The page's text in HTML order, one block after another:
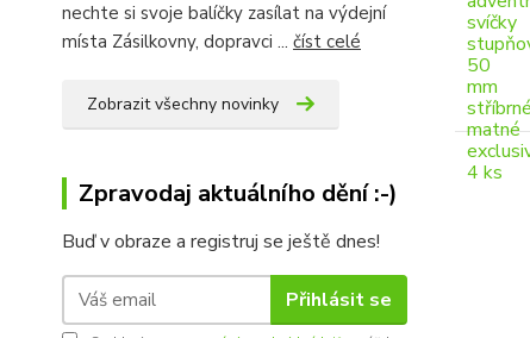
nechte si svoje balíčky zasílat na výdejní
místa Zásilkovny, dopravci ... číst celé
Zobrazit všechny novinky
Zpravodaj aktuálního dění :-)
Buď v obraze a registruj se ještě dnes!
Přihlásit se